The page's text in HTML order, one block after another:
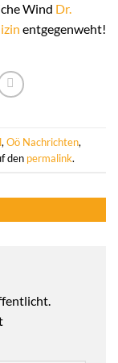
Wind Dr.
entgegenweht!
, Oö Nachrichten,
den permalink.